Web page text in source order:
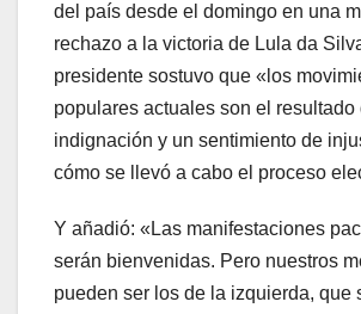
del país desde el domingo en una
rechazo a la victoria de Lula da
presidente sostuvo que «los
populares actuales son el resultado
indignación y un sentimiento de
cómo se llevó a cabo el proceso
Y añadió: «Las manifestaciones
serán bienvenidas. Pero nuestros
pueden ser los de la izquierda, que